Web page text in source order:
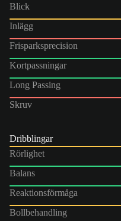
Blick
Inlägg
Frisparksprecision
Kortpassningar
Long Passing
Skruv
Dribblingar
Rörlighet
Balans
Reaktionsförmåga
Bollbehandling